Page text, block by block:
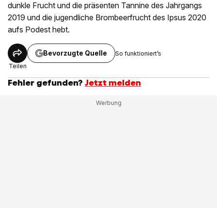
dunkle Frucht und die präsenten Tannine des Jahrgangs
2019 und die jugendliche Brombeerfrucht des Ipsus 2020
aufs Podest hebt.
Teilen
Bevorzugte Quelle So funktioniert’s
Fehler gefunden? Jetzt melden